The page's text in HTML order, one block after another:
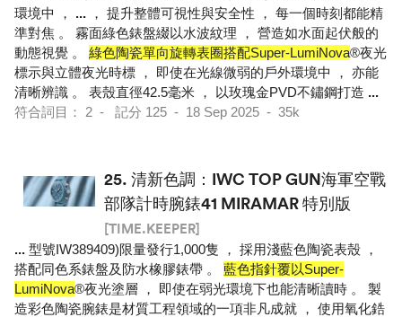
環境中 ， ... ， 提升整體可視性與安全性 ， 每一個時刻都能精
準對焦 。 霧面綠色錶盤綴以水波紋理 ， 營造如水面起伏般的
動態視覺 。 綠色陶瓷單向旋轉表圈搭配Super-LumiNova®夜光
標示與立體夜光時標 ， 即使在光線微弱的戶外環境中 ， 亦能
清晰辨識 。 表殼直徑42.5毫米 ， 以玫瑰金PVD不鏽鋼打造 ...
符合詞目： 2 - 記分 125 - 18 Sep 2025 - 35k
25. 清新色調：IWC TOP GUN海軍空戰
部隊計時腕錶41 MIRAMAR 特別版
[TIME.KEEPER]
... 型號IW389409)限量發行1,000隻 ， 採用淺藍色陶瓷表殼 ，
搭配同色系錶盤及防水橡膠錶帶 。 藍色指針覆以Super-
LumiNova®夜光塗層 ， 即使在弱光環境下也能清晰讀時 。 製
造彩色陶瓷腕錶是材質工程領域的一項非凡成就 ， 使用氧化鋯